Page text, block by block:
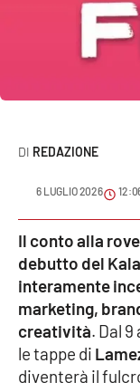
Cultura
Editoriali
Ambiente
Cronaca
Cultura
REDAZIONE
6 LUGLIO 2026
Il conto alla
debutto del
interamente
marketing,
creatività. Dal 9
le tappe di
diventerà il